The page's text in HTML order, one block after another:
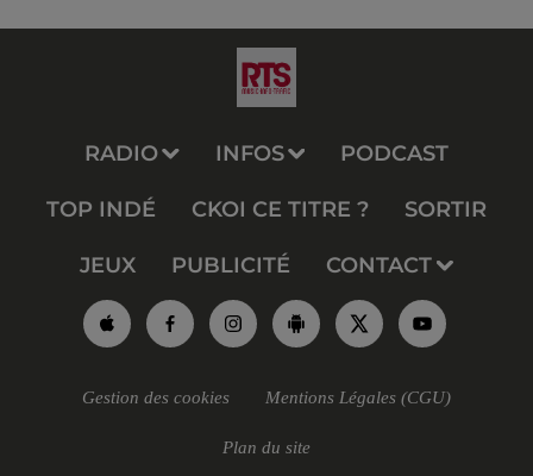
RADIO INFOS PODCAST
TOP INDÉ CKOI CE TITRE ? SORTIR
JEUX PUBLICITÉ CONTACT
Gestion des cookies Mentions Légales (CGU)
Plan du site